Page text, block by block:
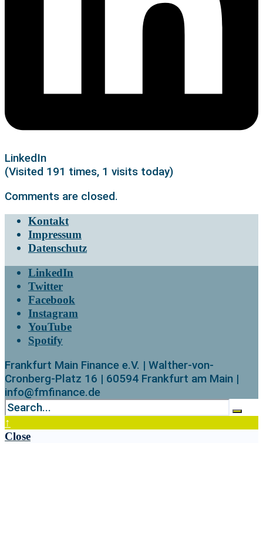
LinkedIn
(Visited 191 times, 1 visits today)
Comments are closed.
Kontakt
Impressum
Datenschutz
LinkedIn
Twitter
Facebook
Instagram
YouTube
Spotify
Frankfurt Main Finance e.V. | Walther-von-
Cronberg-Platz 16 | 60594 Frankfurt am Main |
info@fmfinance.de
↑
Close